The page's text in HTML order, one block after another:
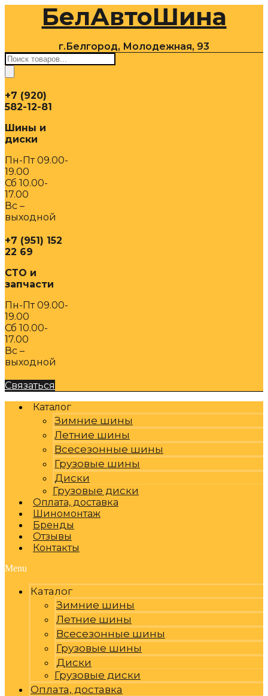
содержимомуБелАвтоШина
г.Белгород, Молодежная, 93
Поиск
товаров
+7 (920)
582-12-81
Шины и
диски
Пн-Пт 09.00-
19.00
Сб 10.00-
17.00
Вс –
выходной
+7 (951) 152
22 69
СТО и
запчасти
Пн-Пт 09.00-
19.00
Сб 10.00-
17.00
Вс –
выходной
Связаться
Каталог
Зимние шины
Летние шины
Всесезонные шины
Грузовые шины
Диски
Грузовые диски
Оплата, доставка
Шиномонтаж
Бренды
Отзывы
Контакты
Menu
Каталог
Зимние шины
Летние шины
Всесезонные шины
Грузовые шины
Диски
Грузовые диски
Оплата, доставка